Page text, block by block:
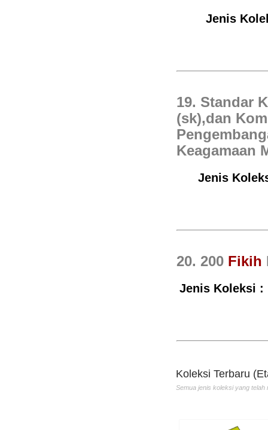
Jenis
19. Standar
(sk),dan
Keagamaan
Jenis
20. 200 Fikih
Jenis Koleksi :
Koleksi Terbaru
Semua jenis koleksi yang telah
Th.Terbit :2016